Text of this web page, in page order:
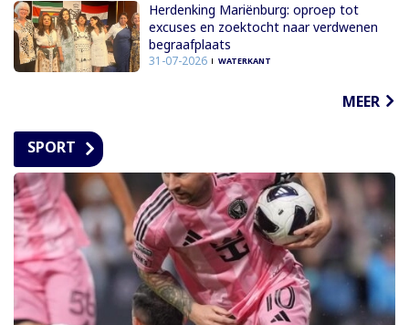
Herdenking Mariënburg: oproep tot
excuses en zoektocht naar verdwenen
begraafplaats
31-07-2026 WATERKANT
MEER
SPORT